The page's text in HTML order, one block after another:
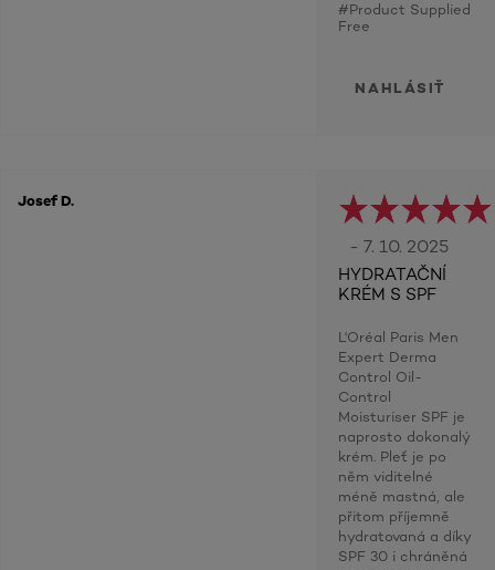
#Product Supplied
Free
NAHLÁSIŤ
Josef D.
- 7. 10. 2025
HYDRATAČNÍ
KRÉM S SPF
L'Oréal Paris Men
Expert Derma
Control Oil-
Control
Moisturiser SPF je
naprosto dokonalý
krém. Pleť je po
něm viditelné
méně mastná, ale
přitom příjemně
hydratovaná a díky
SPF 30 i chráněná